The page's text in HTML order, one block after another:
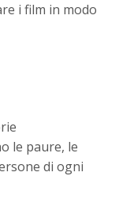
i film in modo
le paure, le
di ogni